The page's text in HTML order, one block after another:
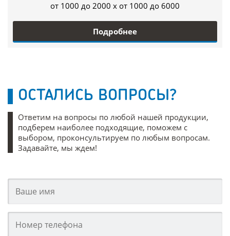
от 1000 до 2000 x от 1000 до 6000
Подробнее
ОСТАЛИСЬ ВОПРОСЫ?
Ответим на вопросы по любой нашей продукции,
подберем наиболее подходящие, поможем с
выбором, проконсультируем по любым вопросам.
Задавайте, мы ждем!